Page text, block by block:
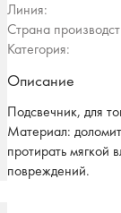
Линия:
Страна
Категория:
Описание
Подсвечник, для
Материал:
протирать мягкой
повреждений.